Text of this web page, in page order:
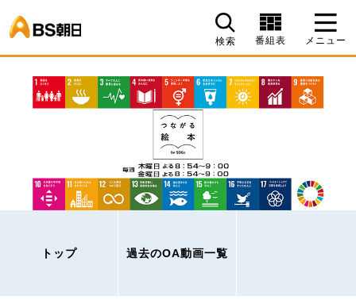
検索 番組表 メニュー
トップ 過去のOA動画一覧